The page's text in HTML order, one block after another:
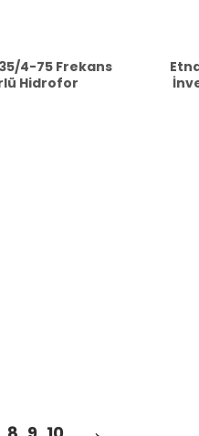
35/4-75 Frekans
Hidrofor